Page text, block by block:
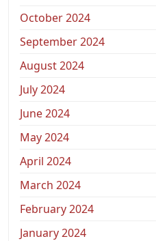
October 2024
September 2024
August 2024
July 2024
June 2024
May 2024
April 2024
March 2024
February 2024
January 2024